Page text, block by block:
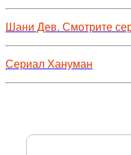
Шани Дев. Смотрите
Сериал Хануман